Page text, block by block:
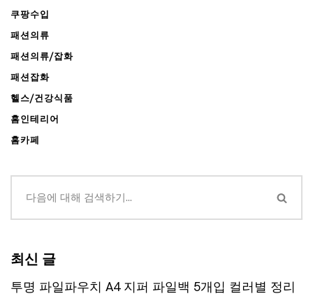
쿠팡수입
패션의류
패션의류/잡화
패션잡화
헬스/건강식품
홈인테리어
홈카페
최신 글
투명 파일파우치 A4 지퍼 파일백 5개입 컬러별 정리